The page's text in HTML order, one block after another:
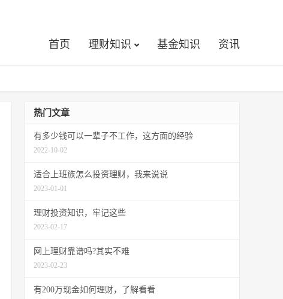
首页 理财知识 基金知识 资讯
热门文章
有多少钱可以一辈子不工作，这方面的经验
2022-10-02
适合上班族怎么投资理财，我来说说
2023-01-01
理财投资知识，牢记这些
2023-02-17
网上理财靠谱吗?其实不难
2023-02-23
有200万现金如何理财，了解看看